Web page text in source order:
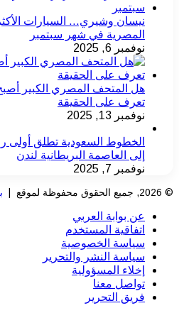
نيسان وشيري… السيارات
المصرية في شهر سبتمبر
نوفمبر 6, 2025
هل المتحف المصري الكبير
تعرف على الحقيقة
نوفمبر 13, 2025
الخطوط السعودية تطلق أولى
إلى العاصمة البريطانية لندن
نوفمبر 7, 2025
© 2026, جميع الحقوق محفوظة لموقع |
عن بوابة العربي
اتفاقية المستخدم
سياسة الخصوصية
سياسة النشر والتحرير
إخلاء المسؤولية
تواصل معنا
فريق التحرير